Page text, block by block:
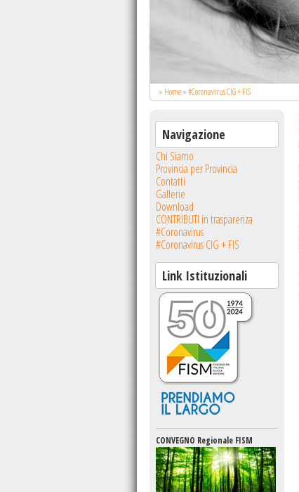
» Home»#Coronavirus CIG + FIS
Navigazione
Chi Siamo
Provincia per Provincia
Contatti
Gallerie
Download
CONTRIBUTI in trasparenza
#Coronavirus
#Coronavirus CIG + FIS
Link Istituzionali
CONVEGNO Regionale FISM